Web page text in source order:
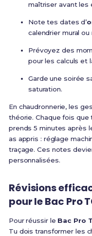
maîtriser avant les
Note tes dates d’
calendrier mural ou
Prévoyez des
pour les calculs et
Garde une soirée
saturation.
En chaudronnerie, les
théorie. Chaque fois
prends 5 minutes après
as appris : réglage
traçage. Ces notes
personnalisées.
Révisions
pour le Bac Pro
Pour réussir le Bac Pro
Tu dois transformer les